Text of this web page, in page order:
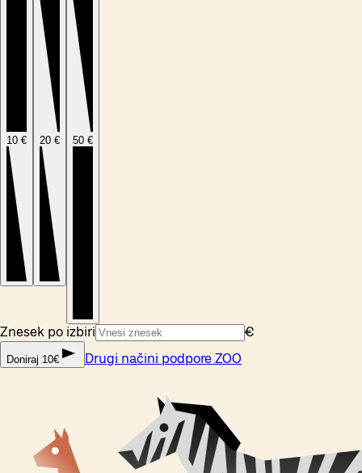
10 € 20 € 50 €
Znesek po izbiri €
Doniraj 10€ Drugi načini podpore ZOO